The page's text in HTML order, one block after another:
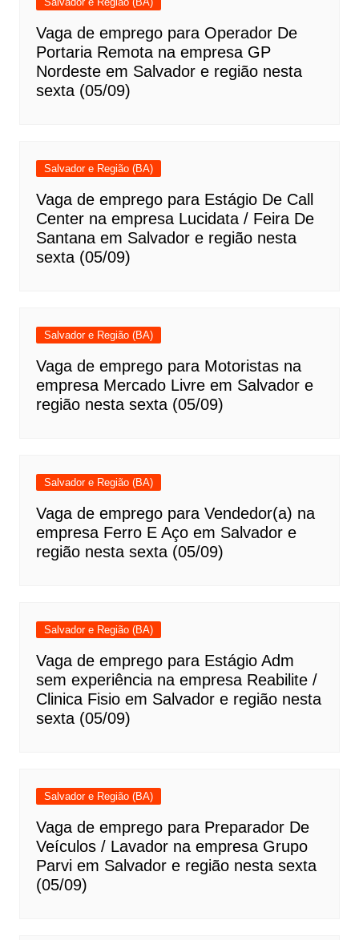
Vaga de emprego para Operador De
Portaria Remota na empresa GP
Nordeste em Salvador e região nesta
sexta (05/09)
Salvador e Região (BA)
Vaga de emprego para Estágio De Call
Center na empresa Lucidata / Feira De
Santana em Salvador e região nesta
sexta (05/09)
Salvador e Região (BA)
Vaga de emprego para Motoristas na
empresa Mercado Livre em Salvador e
região nesta sexta (05/09)
Salvador e Região (BA)
Vaga de emprego para Vendedor(a) na
empresa Ferro E Aço em Salvador e
região nesta sexta (05/09)
Salvador e Região (BA)
Vaga de emprego para Estágio Adm
sem experiência na empresa Reabilite /
Clinica Fisio em Salvador e região nesta
sexta (05/09)
Salvador e Região (BA)
Vaga de emprego para Preparador De
Veículos / Lavador na empresa Grupo
Parvi em Salvador e região nesta sexta
(05/09)